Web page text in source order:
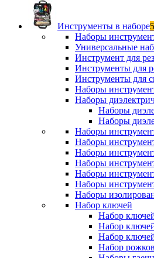
Инструменты в наборе
Наборы
Универсальные
Инструмент для
Инструменты для
Инструменты для
Наборы
Наборы
Наборы
Наборы
Наборы
Наборы
Наборы
Наборы
Наборы
Наборы
Наборы
Набор ключей
Набор
Набор
Набор
Набор